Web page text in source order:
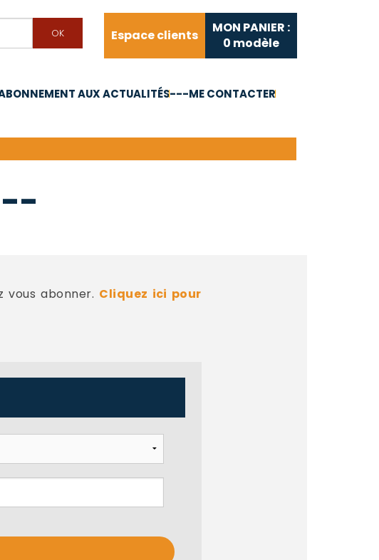
Espace clients
MON PANIER :
0 modèle
AUX ACTUALITÉS---ME CONTACTER
abonner. Cliquez ici pour